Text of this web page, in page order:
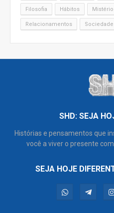
Filosofia Hábitos Mistério
Relacionamentos Sociedade
SHD: SEJA
Histórias e pensamentos que
você a viver o presente
SEJA HOJE